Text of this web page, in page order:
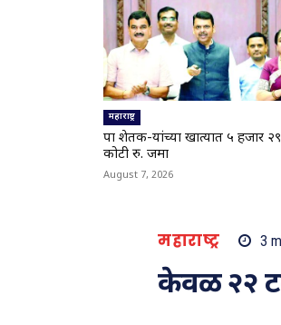
महाराष्ट्र
पात्र शेतक-यांच्या खात्यात ५ हजार २९
कोटी रु. जमा
August 7, 2026